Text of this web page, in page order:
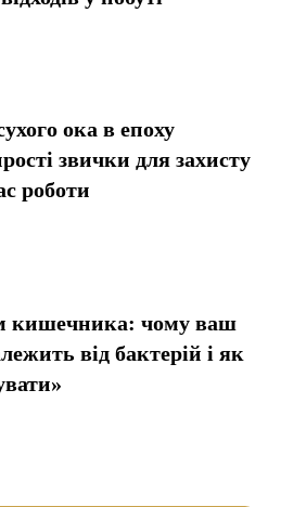
ока в епоху
звички для захисту
роботи
кишечника: чому ваш
від бактерій і як